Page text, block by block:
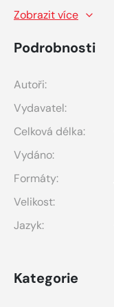
Zobrazit více
Podrobnosti
Autoři:
Vydavatel:
Celková délka:
Vydáno:
Formáty:
Velikost:
Jazyk:
Kategorie